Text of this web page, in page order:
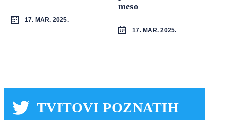
17. MAR. 2025.
meso
17. MAR. 2025.
TVITOVI POZNATIH